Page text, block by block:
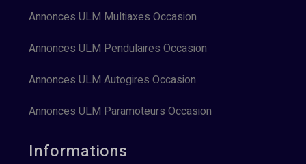
Annonces ULM Multiaxes Occasion
Annonces ULM Pendulaires Occasion
Annonces ULM Autogires Occasion
Annonces ULM Paramoteurs Occasion
Informations